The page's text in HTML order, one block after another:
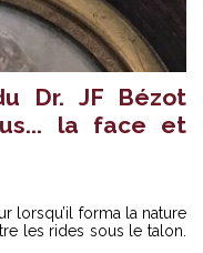
Dr. JF Bézot
la face et
lorsqu’il forma la nature
les rides sous le talon.